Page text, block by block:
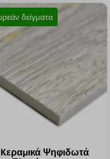
δείγματα
Kεραμικά Ψηφιδωτά